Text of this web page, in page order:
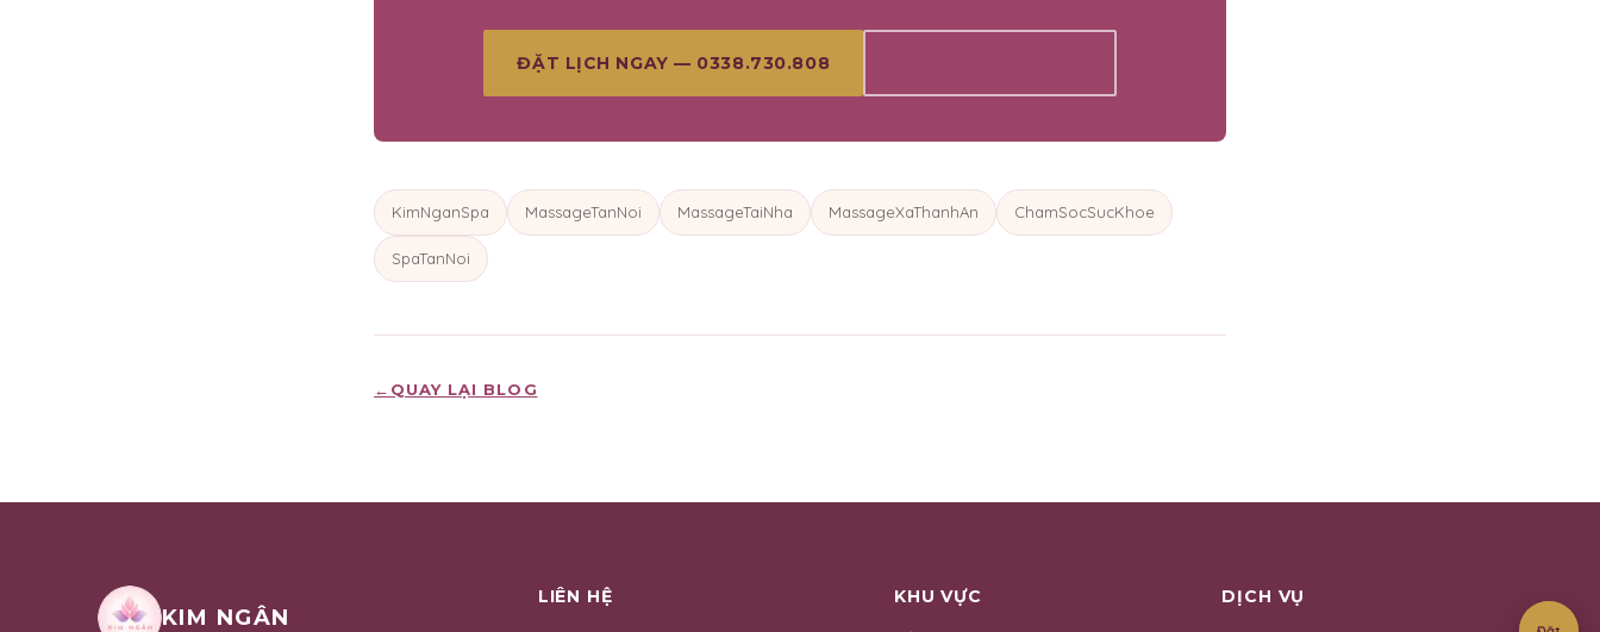
ĐẶT LỊCH NGAY — 0338.730.808
KimNganSpa MassageTanNoi MassageTaiNha MassageXaThanhAn ChamSocSucKhoe
SpaTanNoi
← QUAY LẠI BLOG
KIM NGÂN
LIÊN HỆ
KHU VỰC
DỊCH VỤ